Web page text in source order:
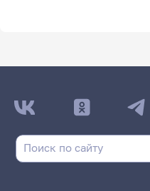
ДАТА
НЕ